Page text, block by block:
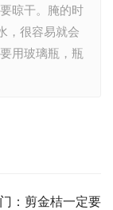
晾干。腌的时
，很容易就会
用玻璃瓶，瓶
：剪金桔一定要